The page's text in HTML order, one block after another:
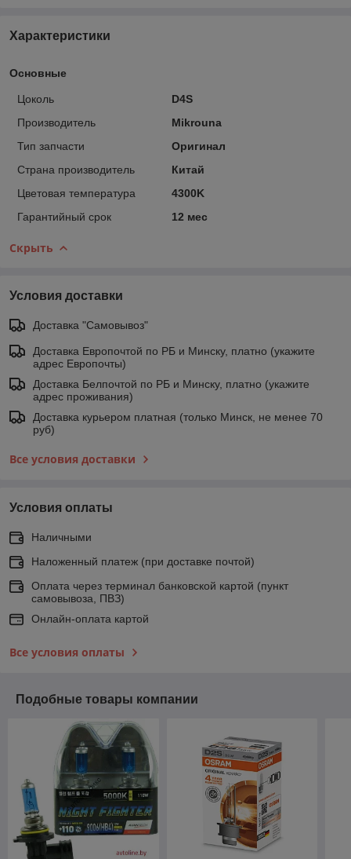
Характеристики
Основные
Цоколь
D4S
Производитель
Mikrouna
Тип запчасти
Оригинал
Страна производитель
Китай
Цветовая температура
4300K
Гарантийный срок
12 мес
Скрыть
Условия доставки
Доставка "Самовывоз"
Доставка Европочтой по РБ и Минску, платно (укажите
адрес Европочты)
Доставка Белпочтой по РБ и Минску, платно (укажите
адрес проживания)
Доставка курьером платная (только Минск, не менее 70
руб)
Все условия доставки
Условия оплаты
Наличными
Наложенный платеж (при доставке почтой)
Оплата через терминал банковской картой (пункт
самовывоза, ПВЗ)
Онлайн-оплата картой
Все условия оплаты
Подобные товары компании